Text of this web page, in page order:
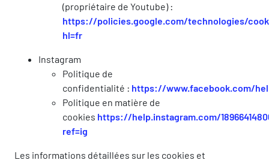
(propriétaire de Youtube) :
https://policies.google.com/technologies/
hl=fr
Instagram
Politique de
confidentialité : https://www.facebook.com/
Politique en matière de
cookies https://help.instagram.com/
ref=ig
Les informations détaillées sur les cookies et